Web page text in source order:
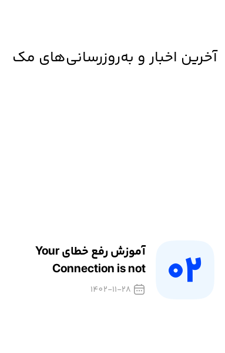
آخرین اخبار و به‌روزرسانی‌های مک
آموزش رفع خطای Your
Connection is not
Private در مرورگر کروم
1402-11-28